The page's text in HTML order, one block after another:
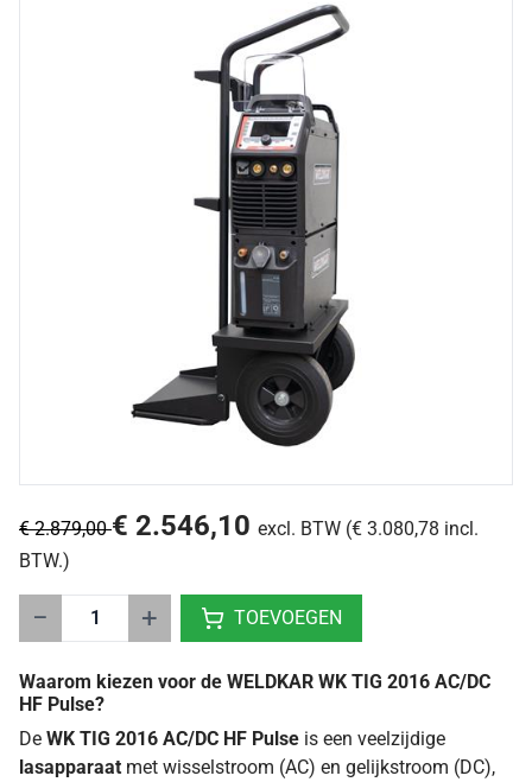
€ 2.879,00€ 2.546,10 excl. BTW (€ 3.080,78 incl.
BTW.)
− + TOEVOEGEN
Waarom kiezen voor de WELDKAR WK TIG 2016 AC/DC
HF Pulse?
De WK TIG 2016 AC/DC HF Pulse is een veelzijdige
lasapparaat met wisselstroom (AC) en gelijkstroom (DC),